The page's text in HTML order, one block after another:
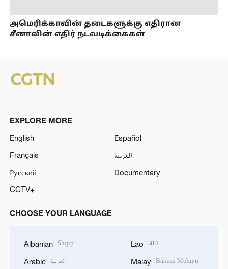
அமெரிக்காவின் தடைகளுக்கு எதிரான
சீனாவின் எதிர் நடவடிக்கைகள்
EXPLORE MORE
English
Español
Français
العربية
Русский
Documentary
CCTV+
CHOOSE YOUR LANGUAGE
Albanian Shqip
Arabic العربية
Lao ລາວ
Malay Bahasa Melayu